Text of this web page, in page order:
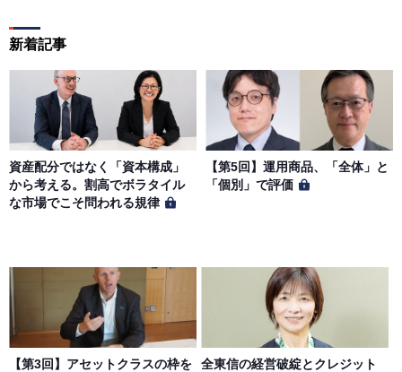
新着記事
資産配分ではなく「資本構成」
から考える。割高でボラタイル
な市場でこそ問われる規律
【第5回】運用商品、「全体」と
「個別」で評価
【第3回】アセットクラスの枠を
全東信の経営破綻とクレジット